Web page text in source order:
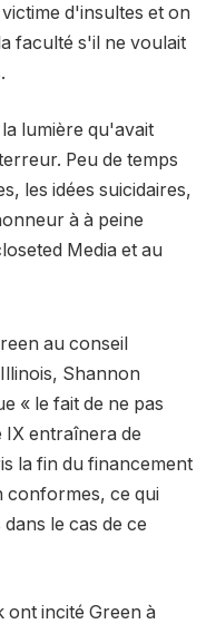
d'insultes et on
faculté s'il ne voulait
lumière qu'avait
Peu de temps
les idées suicidaires,
à à peine
Media et au
au conseil
Shannon
« le fait de ne pas
IX entraînera de
la fin du financement
conformes, ce qui
le cas de ce
ont ​​incité Green à